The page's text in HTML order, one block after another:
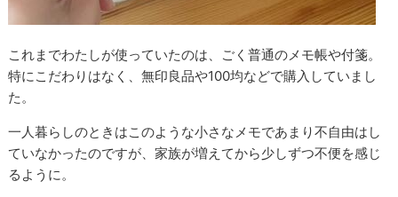
これまでわたしが使っていたのは、ごく普通のメモ帳や付箋。
特にこだわりはなく、無印良品や100均などで購入していまし
た。
一人暮らしのときはこのような小さなメモであまり不自由はし
ていなかったのですが、家族が増えてから少しずつ不便を感じ
るように。